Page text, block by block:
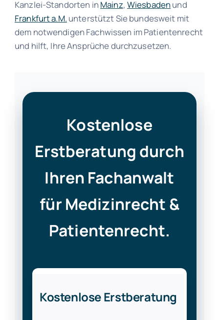
Kanzlei-Standorten in Mainz, Wiesbaden und
Frankfurt a.M. unterstützt Sie bundesweit mit
dem notwendigen Fachwissen im Patientenrecht
und hilft, Ihre Ansprüche durchzusetzen.
Kostenlose
Erstberatung durch
Ihren Fachanwalt
für Medizinrecht &
Patientenrecht.
Kostenlose Erstberatung